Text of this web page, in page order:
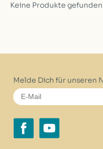
Keine Produkte
Melde Dich für unseren